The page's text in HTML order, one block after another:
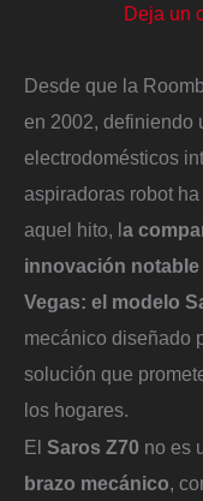
Deja un
Desde que la
en 2002, definiendo
electrodomésticos
aspiradoras robot
aquel hito, la
innovación notable
Vegas: el modelo
mecánico diseñado
solución que
los hogares.
El Saros Z70 no es
brazo mecánico,